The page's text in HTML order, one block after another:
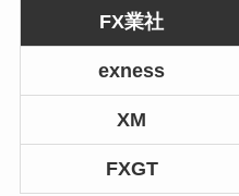
FX業社
exness
XM
FXGT